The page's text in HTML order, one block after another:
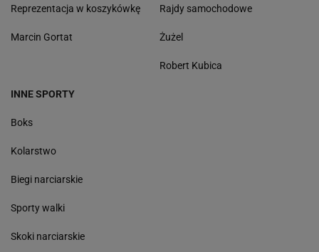
Reprezentacja w koszykówkę
Marcin Gortat
Rajdy samochodowe
Żużel
Robert Kubica
INNE SPORTY
Boks
Kolarstwo
Biegi narciarskie
Sporty walki
Skoki narciarskie